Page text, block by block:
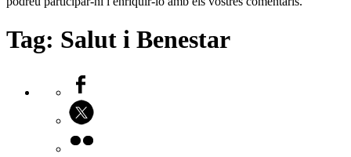
Tag: Salut i Benestar